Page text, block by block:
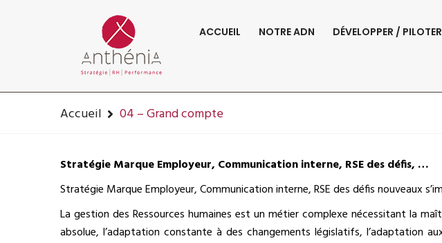
06-82-32-47-84
ACCUEIL NOTRE ADN DÉVELOPPER / PILOTER
Accueil 04 – Grand compte
Stratégie Marque Employeur, Communication interne, RSE des défis, …
Stratégie Marque Employeur, Communication interne, RSE des défis nouveaux
La gestion des Ressources humaines est un métier complexe nécessitant la
absolue, l’adaptation constante à des changements législatifs,